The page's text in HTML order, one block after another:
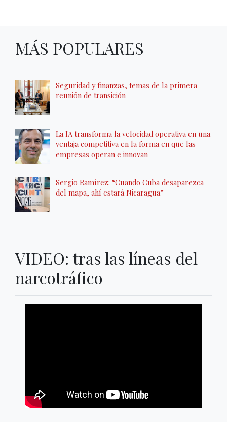
MÁS POPULARES
Seguridad y finanzas, temas de la primera
reunión de transición
La IA transforma la velocidad operativa en una
ventaja competitiva en la forma en que las
empresas operan e innovan
Sergio Ramírez: “Cuando Cuba desaparezca
del mapa, ahí estará Nicaragua”
VIDEO: tras las líneas del
narcotráfico